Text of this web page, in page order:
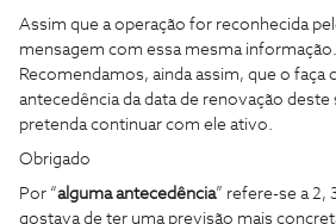
Assim que a operação for reconhecida
mensagem com essa mesma informação.
Recomendamos, ainda assim, que o faça
antecedência da data de renovação deste
pretenda continuar com ele ativo.
Obrigado
Por “alguma antecedência” refere-se a 2,
gostava de ter uma previsão mais